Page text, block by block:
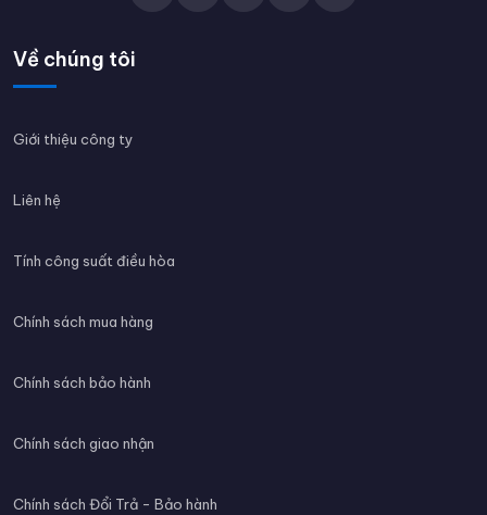
Về chúng tôi
Giới thiệu công ty
Liên hệ
Tính công suất điều hòa
Chính sách mua hàng
Chính sách bảo hành
Chính sách giao nhận
Chính sách Đổi Trả - Bảo hành